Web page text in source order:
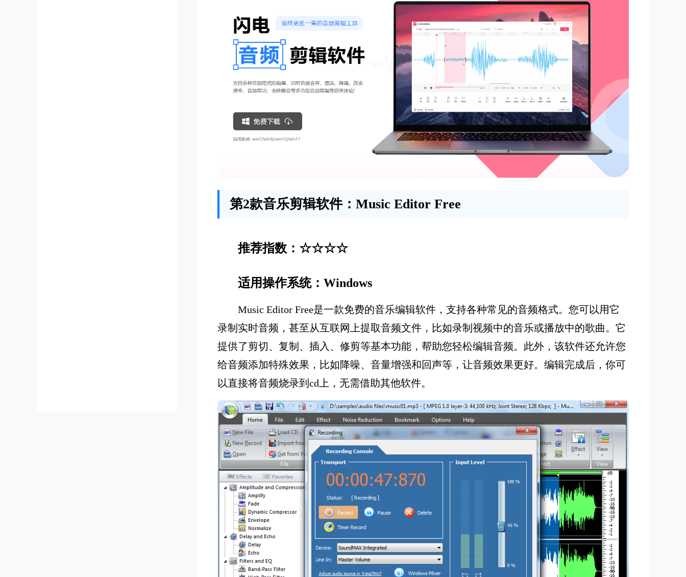
第2款音乐剪辑软件：Music Editor Free
推荐指数：☆☆☆☆
适用操作系统：Windows
Music Editor Free是一款免费的音乐编辑软件，支持各种常见的音频格式。您可以用它
录制实时音频，甚至从互联网上提取音频文件，比如录制视频中的音乐或播放中的歌曲。它
提供了剪切、复制、插入、修剪等基本功能，帮助您轻松编辑音频。此外，该软件还允许您
给音频添加特殊效果，比如降噪、音量增强和回声等，让音频效果更好。编辑完成后，你可
以直接将音频烧录到cd上，无需借助其他软件。